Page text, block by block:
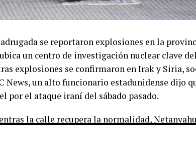
se reportaron explosiones en la
un centro de investigación nuclear clave
explosiones se confirmaron en Irak y Siria,
News, un alto funcionario estadunidense dijo
por el ataque iraní del sábado pasado.
la calle recupera la normalidad,